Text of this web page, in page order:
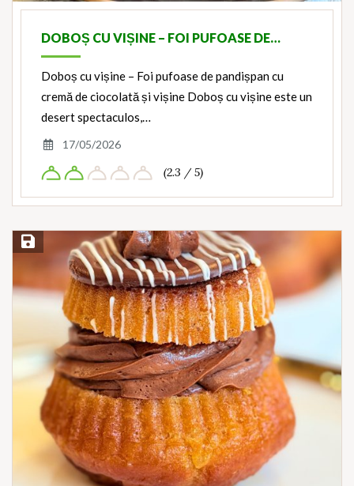
DOBOȘ CU VIȘINE – FOI PUFOASE DE…
Doboș cu vișine – Foi pufoase de pandișpan cu
cremă de ciocolată și vișine Doboș cu vișine este un
desert spectaculos,…
17/05/2026
(2.3 / 5)
Save Recipe